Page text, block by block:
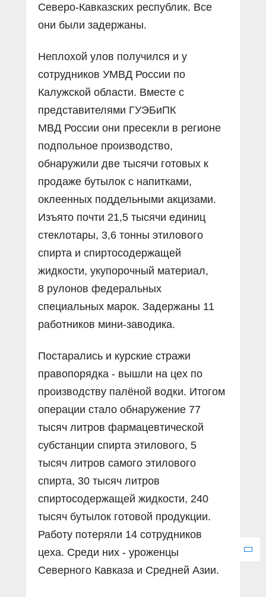
Северо-Кавказских республик. Все
они были задержаны.
Неплохой улов получился и у
сотрудников УМВД России по
Калужской области. Вместе с
представителями ГУЭБиПК
МВД России они пресекли в регионе
подпольное производство,
обнаружили две тысячи готовых к
продаже бутылок с напитками,
оклеенных поддельными акцизами.
Изъято почти 21,5 тысячи единиц
стеклотары, 3,6 тонны этилового
спирта и спиртосодержащей
жидкости, укупорочный материал,
8 рулонов федеральных
специальных марок. Задержаны 11
работников мини-заводика.
Постарались и курские стражи
правопорядка - вышли на цех по
производству палёной водки. Итогом
операции стало обнаружение 77
тысяч литров фармацевтической
субстанции спирта этилового, 5
тысяч литров самого этилового
спирта, 30 тысяч литров
спиртосодержащей жидкости, 240
тысяч бутылок готовой продукции.
Работу потеряли 14 сотрудников
цеха. Среди них - уроженцы
Северного Кавказа и Средней Азии.